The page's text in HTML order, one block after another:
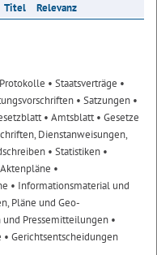
Titel Relevanz
• Staatsverträge •
• Satzungen •
• Amtsblatt• Gesetze
Dienstanweisungen,
• Statistiken •
•
• Informationsmaterial und
Pläne und Geo-
Pressemitteilungen •
• Gerichtsentscheidungen